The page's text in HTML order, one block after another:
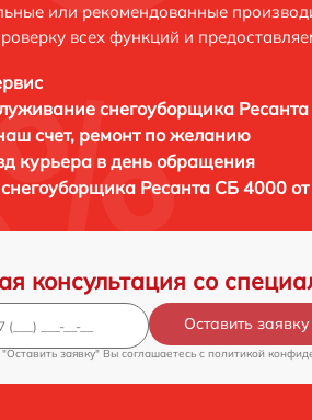
или рекомендованные
всех функций и
снегоуборщика
счет, ремонт по желанию
курьера в день обращения
снегоуборщика Ресанта СБ 4000
консультация со
Оставить заявку
заявку" Вы соглашаетесь c политикой